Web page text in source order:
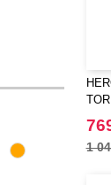
1